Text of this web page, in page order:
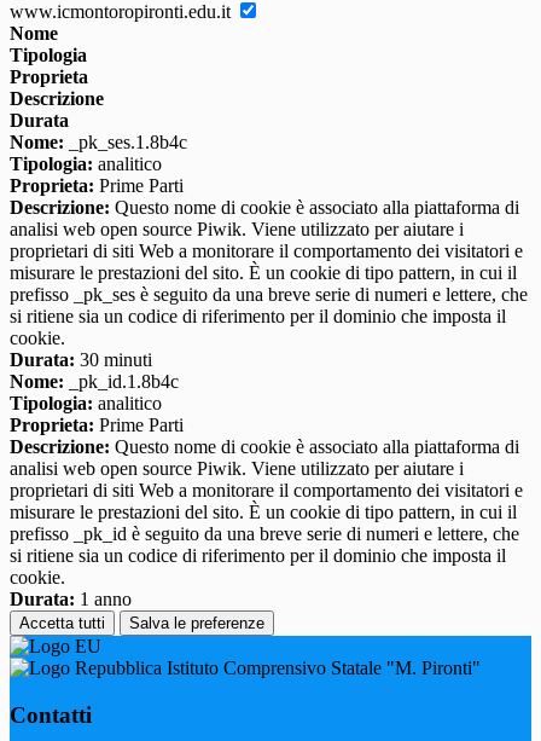
www.icmontoropironti.edu.it
Nome
Tipologia
Proprieta
Descrizione
Durata
Nome: _pk_ses.1.8b4c
Tipologia: analitico
Proprieta: Prime Parti
Descrizione: Questo nome di cookie è associato alla piattaforma di
analisi web open source Piwik. Viene utilizzato per aiutare i
proprietari di siti Web a monitorare il comportamento dei visitatori e
misurare le prestazioni del sito. È un cookie di tipo pattern, in cui il
prefisso _pk_ses è seguito da una breve serie di numeri e lettere, che
si ritiene sia un codice di riferimento per il dominio che imposta il
cookie.
Durata: 30 minuti
Nome: _pk_id.1.8b4c
Tipologia: analitico
Proprieta: Prime Parti
Descrizione: Questo nome di cookie è associato alla piattaforma di
analisi web open source Piwik. Viene utilizzato per aiutare i
proprietari di siti Web a monitorare il comportamento dei visitatori e
misurare le prestazioni del sito. È un cookie di tipo pattern, in cui il
prefisso _pk_id è seguito da una breve serie di numeri e lettere, che
si ritiene sia un codice di riferimento per il dominio che imposta il
cookie.
Durata: 1 anno
Accetta tutti Salva le preferenze
Istituto Comprensivo Statale "M. Pironti"
Contatti